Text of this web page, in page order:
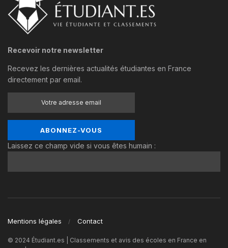
Recevoir notre newsletter
Recevez les dernières actualités étudiantes en France
directement par email.
Laissez ce champ vide si vous êtes humain :
Mentions légales Contact
© 2024 Étudiant.es | Classements et avis des écoles en France en